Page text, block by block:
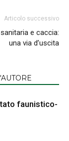
Articolo successivo
e caccia:
una via d’uscita
faunistico-